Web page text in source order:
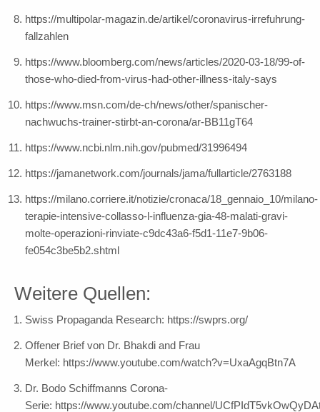
https://multipolar-magazin.de/artikel/coronavirus-irrefuhrung-
fallzahlen
https://www.bloomberg.com/news/articles/2020-03-18/99-of-
those-who-died-from-virus-had-other-illness-italy-says
https://www.msn.com/de-ch/news/other/spanischer-
nachwuchs-trainer-stirbt-an-corona/ar-BB11gT64
https://www.ncbi.nlm.nih.gov/pubmed/31996494
https://jamanetwork.com/journals/jama/fullarticle/2763188
https://milano.corriere.it/notizie/cronaca/18_gennaio_10/milano-
terapie-intensive-collasso-l-influenza-gia-48-malati-gravi-
molte-operazioni-rinviate-c9dc43a6-f5d1-11e7-9b06-
fe054c3be5b2.shtml
Weitere Quellen:
Swiss Propaganda Research: https://swprs.org/
Offener Brief von Dr. Bhakdi and Frau
Merkel: https://www.youtube.com/watch?v=UxaAgqBtn7A
Dr. Bodo Schiffmanns Corona-
Serie: https://www.youtube.com/channel/